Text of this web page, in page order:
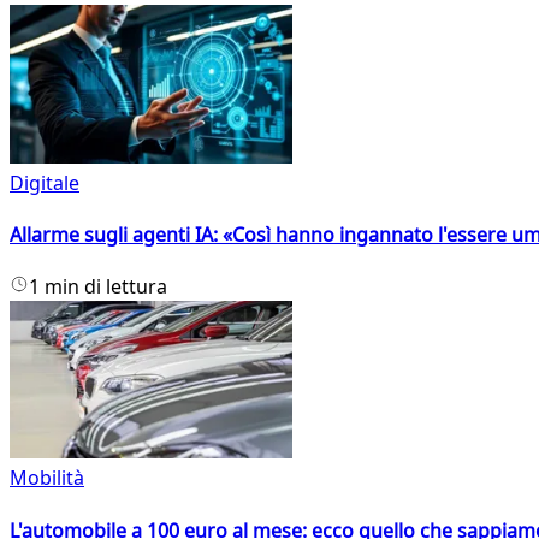
Digitale
Allarme sugli agenti IA: «Così hanno ingannato l'essere
1 min di lettura
Mobilità
L'automobile a 100 euro al mese: ecco quello che